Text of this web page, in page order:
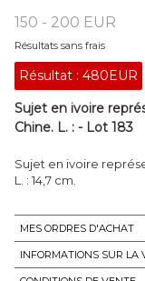
150 - 200 EUR
Résultats sans frais
Résultat : 480EUR
Sujet en ivoire
Chine. L. : - Lot 183
Sujet en ivoire
L. : 14,7 cm.
MES ORDRES D'ACHAT
INFORMATIONS SUR LA